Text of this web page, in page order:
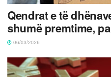
Qendrat e të
shumë premtime,
06/03/2026